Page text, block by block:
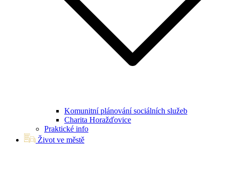
Komunitní plánování sociálních služeb
Charita Horažďovice
Praktické info
Život ve městě